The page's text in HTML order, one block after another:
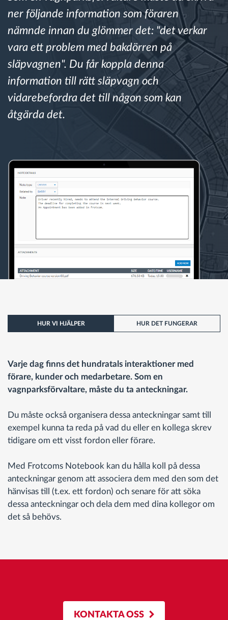
Ruttplanering och övervakning
Automatisk förare identifiering
Upptäck alla funktioner
ner följande information som föraren
nämnde innan du glömmer det: "det verkar
vara ett problem med bakdörren på
släpvagnen". Du får koppla denna
information till rätt släpvagn och
vidarebefordra det till någon som kan
åtgärda det.
HUR VI HJÄLPER HUR DET FUNGERAR
Varje dag finns det hundratals interaktioner med
förare, kunder och medarbetare. Som en
vagnparksförvaltare, måste du ta anteckningar.
Du måste också organisera dessa anteckningar samt till
exempel kunna ta reda på vad du eller en kollega skrev
tidigare om ett visst fordon eller förare.
Med Frotcoms Notebook kan du hålla koll på dessa
anteckningar genom att associera dem med den som det
hänvisas till (t.ex. ett fordon) och senare för att söka
dessa anteckningar och dela dem med dina kollegor om
det så behövs.
KONTAKTA OSS